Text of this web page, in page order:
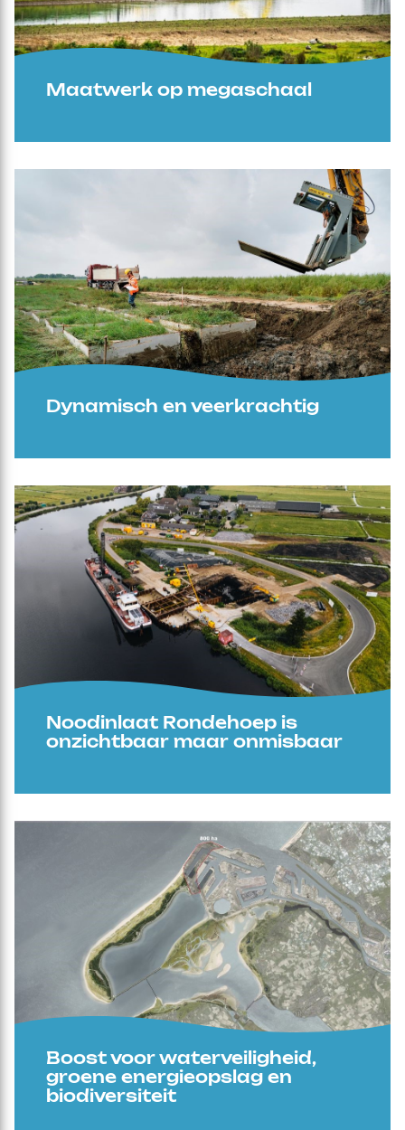
Maatwerk op megaschaal
Dynamisch en veerkrachtig
Noodinlaat Rondehoep is
onzichtbaar maar onmisbaar
Boost voor waterveiligheid,
groene energieopslag en
biodiversiteit